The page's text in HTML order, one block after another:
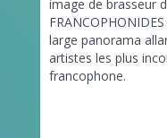
image de brasseur
large panorama
artistes les plus
francophone.